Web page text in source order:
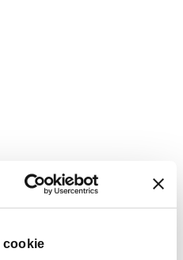
cookie
del museo che ospita